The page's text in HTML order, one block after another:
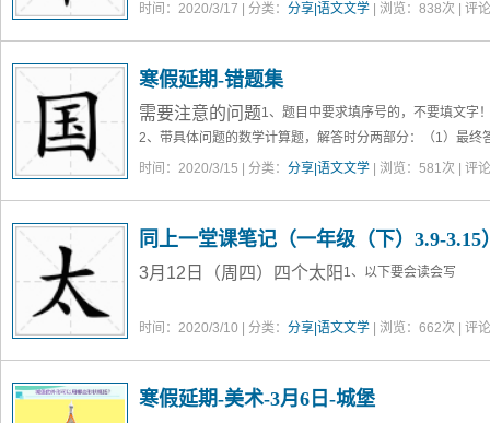
时间：2020/3/17 | 分类： 分享|语文文学 | 浏览： 838次 | 评
寒假延期-错题集
需要注意的问题1、题目中要求填序号的，不要填文字
2、带具体问题的数学计算题，解答时分两部分：（1）最
并需要在末尾带上单位（外加括号）。
时间：2020/3/15 | 分类： 分享|语文文学 | 浏览： 581次 | 评
同上一堂课笔记（一年级（下）3.9-3.15
3月12日（周四）四个太阳 1、以下要会读会写
时间：2020/3/10 | 分类： 分享|语文文学 | 浏览： 662次 | 评
寒假延期-美术-3月6日-城堡